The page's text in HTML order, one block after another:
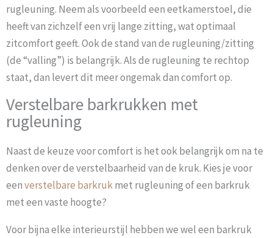
rugleuning. Neem als voorbeeld een eetkamerstoel, die
heeft van zichzelf een vrij lange zitting, wat optimaal
zitcomfort geeft. Ook de stand van de rugleuning/zitting
(de “valling”) is belangrijk. Als de rugleuning te rechtop
staat, dan levert dit meer ongemak dan comfort op.
Verstelbare barkrukken met
rugleuning
Naast de keuze voor comfort is het ook belangrijk om na te
denken over de verstelbaarheid van de kruk. Kies je voor
eenverstelbare barkrukmet rugleuning of een barkruk
met een vaste hoogte?
Voor bijna elke interieurstijl hebben we wel een barkruk